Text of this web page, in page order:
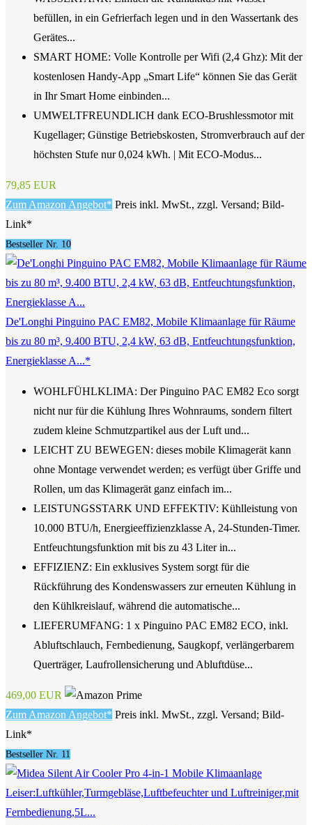
befüllen, in ein Gefrierfach legen und in den Wassertank des
Gerätes...
SMART HOME: Volle Kontrolle per Wifi (2,4 Ghz): Mit der
kostenlosen Handy-App „Smart Life“ können Sie das Gerät
in Ihr Smart Home einbinden...
UMWELTFREUNDLICH dank ECO-Brushlessmotor mit
Kugellager; Günstige Betriebskosten, Stromverbrauch auf der
höchsten Stufe nur 0,024 kWh. | Mit ECO-Modus...
79,85 EUR
Zum Amazon Angebot* Preis inkl. MwSt., zzgl. Versand; Bild-
Link*
Bestseller Nr. 10
De'Longhi Pinguino PAC EM82, Mobile Klimaanlage für Räume
bis zu 80 m³, 9.400 BTU, 2,4 kW, 63 dB, Entfeuchtungsfunktion,
Energieklasse A...*
WOHLFÜHLKLIMA: Der Pinguino PAC EM82 Eco sorgt
nicht nur für die Kühlung Ihres Wohnraums, sondern filtert
zudem kleine Schmutzpartikel aus der Luft und...
LEICHT ZU BEWEGEN: dieses mobile Klimagerät kann
ohne Montage verwendet werden; es verfügt über Griffe und
Rollen, um das Klimagerät ganz einfach im...
LEISTUNGSSTARK UND EFFEKTIV: Kühlleistung von
10.000 BTU/h, Energieeffizienzklasse A, 24-Stunden-Timer.
Entfeuchtungsfunktion mit bis zu 43 Liter in...
EFFIZIENZ: Ein exklusives System sorgt für die
Rückführung des Kondenswassers zur erneuten Kühlung in
den Kühlkreislauf, während die automatische...
LIEFERUMFANG: 1 x Pinguino PAC EM82 ECO, inkl.
Abluftschlauch, Fernbedienung, Saugkopf, verlängerbarem
Querträger, Laufrollensicherung und Abluftdüse...
469,00 EUR
Zum Amazon Angebot* Preis inkl. MwSt., zzgl. Versand; Bild-
Link*
Bestseller Nr. 11